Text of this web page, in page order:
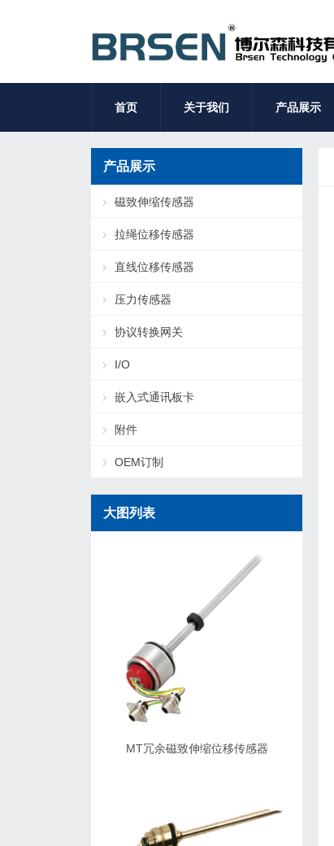
首页 关于我们 产品展示
产品展示
磁致伸缩传感器
拉绳位移传感器
直线位移传感器
压力传感器
协议转换网关
I/O
嵌入式通讯板卡
附件
OEM订制
大图列表
MT冗余磁致伸缩位移传感器